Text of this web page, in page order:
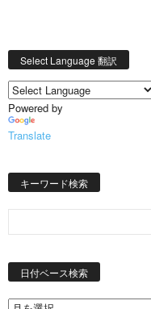
Select Language 翻訳
Powered by
Translate
キーワード検索
日付ベース検索